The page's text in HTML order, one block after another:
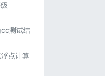
测试结
点计算